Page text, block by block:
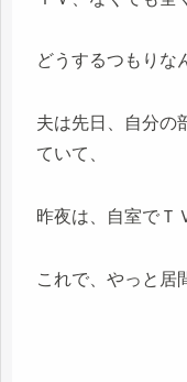
どうするつもりな
夫は先日、自分の
ていて、
昨夜は、自室でＴ
これで、やっと居